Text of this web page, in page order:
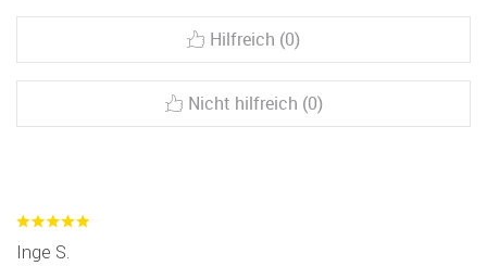
Hilfreich (0)
Nicht hilfreich (0)
Inge S.